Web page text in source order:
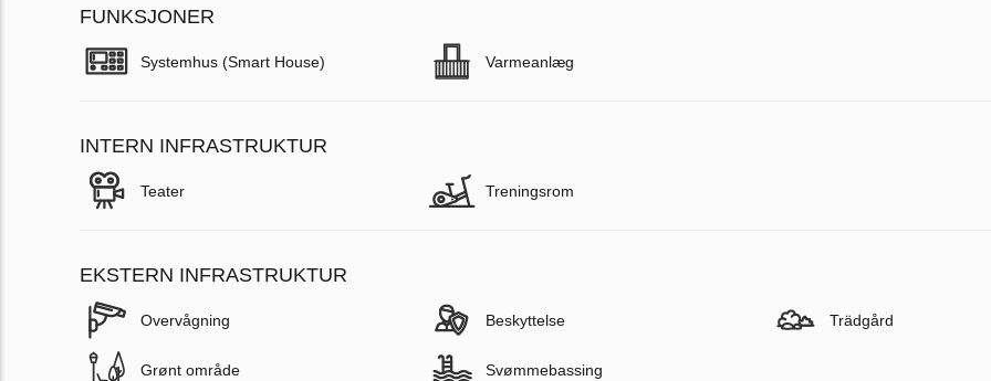
FUNKSJONER
Systemhus (Smart House) Varmeanlæg
INTERN INFRASTRUKTUR
Teater Treningsrom
EKSTERN INFRASTRUKTUR
Overvågning Beskyttelse Trädgård
Grønt område Svømmebassing